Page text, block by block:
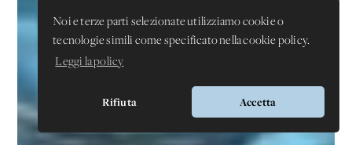
Noi e terze parti selezionate utilizziamo cookie o
tecnologie simili come specificato nella cookie policy.
Leggi la policy
Rifiuta Accetta